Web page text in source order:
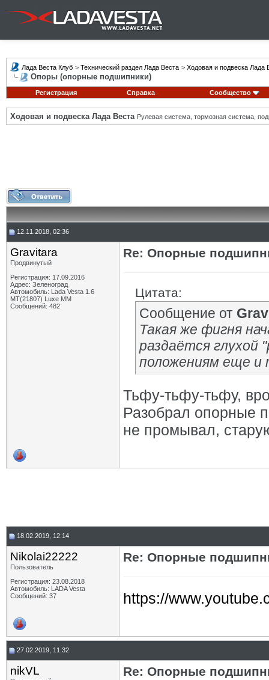
Лада Веста Клуб > Технический раздел Лада Веста > Ходовая и подвеска Лада
Опоры (опорные подшипники)
Регистрация Справка Сообщество
Ходовая и подвеска Лада Веста Рулевая система, тормозная система,
12.11.2018, 02:36
Gravitara
Продвинутый
Регистрация: 17.09.2016
Адрес: Зеленоград
Автомобиль: Lada Vesta 1.6
MT(21807) Luxe MM
Сообщений: 482
Re: Опорные
Цитата:
Сообщение от
Такая же фигня
раздаётся глухой
положениям еще и
Тьфу-тьфу-тьфу,
Разобрал опорные
не промывал,
18.02.2019, 12:14
Nikolai22222
Пользователь
Регистрация: 23.08.2018
Автомобиль: LADA Vesta
Сообщений: 37
Re: Опорные
https://
27.02.2019, 11:32
nikVL Re: Опорные